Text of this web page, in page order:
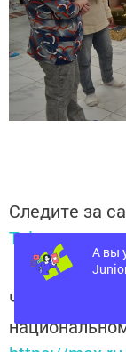
Следите за
Telegram-
Читайте
А вы